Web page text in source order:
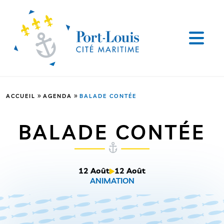
ACCUEIL » AGENDA » BALADE CONTÉE
BALADE CONTÉE
12 Août 12 Août
ANIMATION